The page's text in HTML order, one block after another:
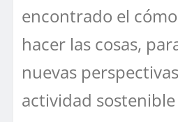
encontrado el
hacer las cosas,
nuevas
actividad